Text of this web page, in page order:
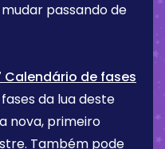
passando de
Calendário de fases
da lua deste
nova, primeiro
Também pode